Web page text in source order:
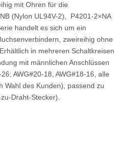
Wire-to-Board-Header GWT Wire-to-Board-HRB-Steckverbinder-Stiftleiste GWT
mit Ohren für die
(Nylon UL94V-2), P4201-2×NA
handelt es sich um ein
zweireihig ohne
Erhältlich in mehreren Schaltkreisen
mit männlichen Anschlüssen
AWG#20-18, AWG#18-16, alle
Wahl des Kunden), passend zu
Draht-Stecker).